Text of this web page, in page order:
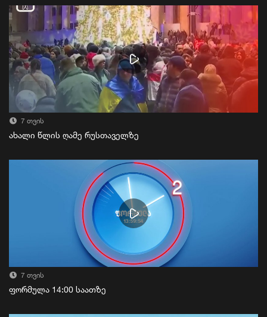
7 თვის
ახალი წლის ღამე რუსთაველზე
7 თვის
ფორმულა 14:00 საათზე